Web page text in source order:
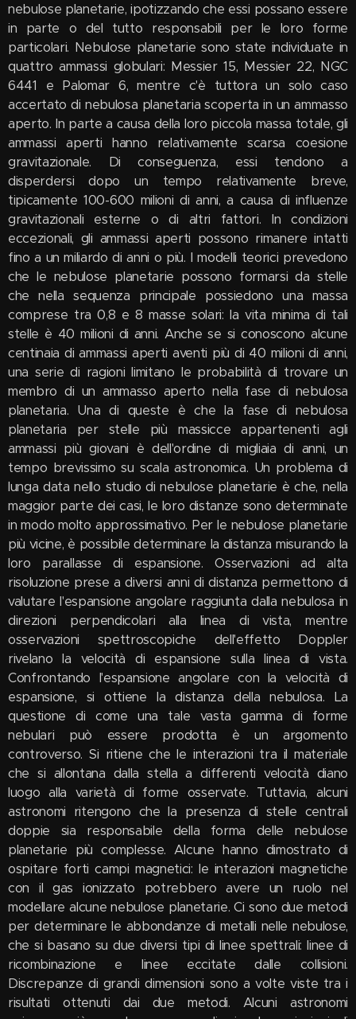
nebulose planetarie, ipotizzando che essi possano essere
in parte o del tutto responsabili per le loro forme
particolari. Nebulose planetarie sono state individuate in
quattro ammassi globulari: Messier 15, Messier 22, NGC
6441 e Palomar 6, mentre c'è tuttora un solo caso
accertato di nebulosa planetaria scoperta in un ammasso
aperto. In parte a causa della loro piccola massa totale, gli
ammassi aperti hanno relativamente scarsa coesione
gravitazionale. Di conseguenza, essi tendono a
disperdersi dopo un tempo relativamente breve,
tipicamente 100-600 milioni di anni, a causa di influenze
gravitazionali esterne o di altri fattori. In condizioni
eccezionali, gli ammassi aperti possono rimanere intatti
fino a un miliardo di anni o più. I modelli teorici prevedono
che le nebulose planetarie possono formarsi da stelle
che nella sequenza principale possiedono una massa
comprese tra 0,8 e 8 masse solari: la vita minima di tali
stelle è 40 milioni di anni. Anche se si conoscono alcune
centinaia di ammassi aperti aventi più di 40 milioni di anni,
una serie di ragioni limitano le probabilità di trovare un
membro di un ammasso aperto nella fase di nebulosa
planetaria. Una di queste è che la fase di nebulosa
planetaria per stelle più massicce appartenenti agli
ammassi più giovani è dell'ordine di migliaia di anni, un
tempo brevissimo su scala astronomica. Un problema di
lunga data nello studio di nebulose planetarie è che, nella
maggior parte dei casi, le loro distanze sono determinate
in modo molto approssimativo. Per le nebulose planetarie
più vicine, è possibile determinare la distanza misurando la
loro parallasse di espansione. Osservazioni ad alta
risoluzione prese a diversi anni di distanza permettono di
valutare l'espansione angolare raggiunta dalla nebulosa in
direzioni perpendicolari alla linea di vista, mentre
osservazioni spettroscopiche dell'effetto Doppler
rivelano la velocità di espansione sulla linea di vista.
Confrontando l'espansione angolare con la velocità di
espansione, si ottiene la distanza della nebulosa. La
questione di come una tale vasta gamma di forme
nebulari può essere prodotta è un argomento
controverso. Si ritiene che le interazioni tra il materiale
che si allontana dalla stella a differenti velocità diano
luogo alla varietà di forme osservate. Tuttavia, alcuni
astronomi ritengono che la presenza di stelle centrali
doppie sia responsabile della forma delle nebulose
planetarie più complesse. Alcune hanno dimostrato di
ospitare forti campi magnetici: le interazioni magnetiche
con il gas ionizzato potrebbero avere un ruolo nel
modellare alcune nebulose planetarie. Ci sono due metodi
per determinare le abbondanze di metalli nelle nebulose,
che si basano su due diversi tipi di linee spettrali: linee di
ricombinazione e linee eccitate dalle collisioni.
Discrepanze di grandi dimensioni sono a volte viste tra i
risultati ottenuti dai due metodi. Alcuni astronomi